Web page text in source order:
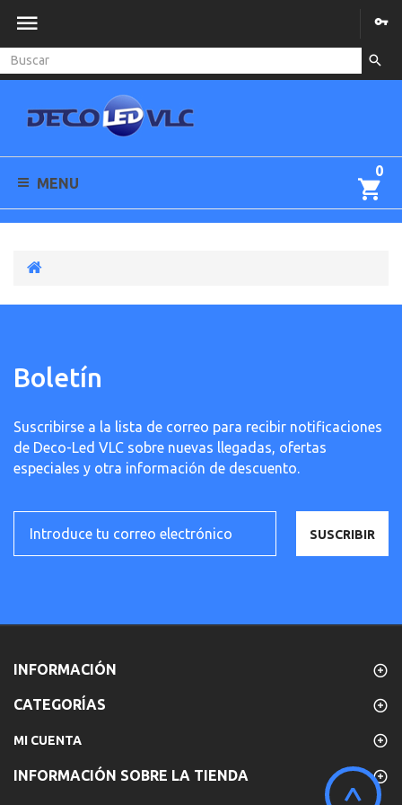
0
MENU
Boletín
Suscribirse a la lista de correo para recibir notificaciones
de Deco-Led VLC sobre nuevas llegadas, ofertas
especiales y otra información de descuento.
SUSCRIBIR
INFORMACIÓN
CATEGORÍAS
MI CUENTA
INFORMACIÓN SOBRE LA TIENDA